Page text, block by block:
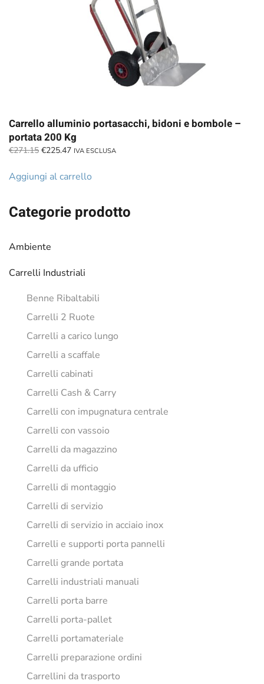
Categorie prodotto
Ambiente
Carrelli Industriali
Benne Ribaltabili
Carrelli 2 Ruote
Carrelli a carico lungo
Carrelli a scaffale
Carrelli cabinati
Carrelli Cash & Carry
Carrelli con impugnatura centrale
Carrelli con vassoio
Carrelli da magazzino
Carrelli da ufficio
Carrelli di montaggio
Carrelli di servizio
Carrelli di servizio in acciaio inox
Carrelli e supporti porta pannelli
Carrelli grande portata
Carrelli industriali manuali
Carrelli porta barre
Carrelli porta-pallet
Carrelli portamateriale
Carrelli preparazione ordini
Carrellini da trasporto
Carrello alluminio portasacchi, bidoni e bombole –
portata 200 Kg
€271.15 Il
originale
€225.47Il
attuale
IVA ESCLUSA
Aggiungi al carrello